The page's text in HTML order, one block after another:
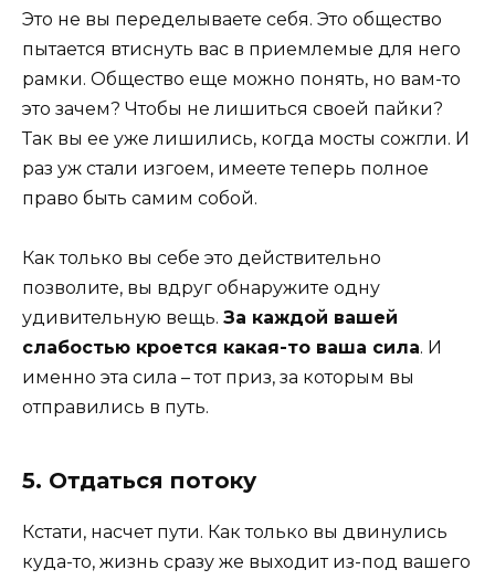
Это не вы переделываете себя. Это общество
пытается втиснуть вас в приемлемые для него
рамки. Общество еще можно понять, но вам-то
это зачем? Чтобы не лишиться своей пайки?
Так вы ее уже лишились, когда мосты сожгли. И
раз уж стали изгоем, имеете теперь полное
право быть самим собой.
Как только вы себе это действительно
позволите, вы вдруг обнаружите одну
удивительную вещь. За каждой вашей
слабостью кроется какая-то ваша сила. И
именно эта сила – тот приз, за которым вы
отправились в путь.
5. Отдаться потоку
Кстати, насчет пути. Как только вы двинулись
куда-то, жизнь сразу же выходит из-под вашего